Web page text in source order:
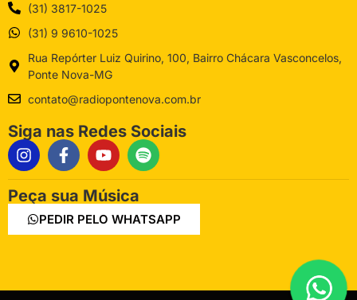
(31) 3817-1025
(31) 9 9610-1025
Rua Repórter Luiz Quirino, 100, Bairro Chácara Vasconcelos,
Ponte Nova-MG
contato@radiopontenova.com.br
Siga nas Redes Sociais
Peça sua Música
PEDIR PELO WHATSAPP